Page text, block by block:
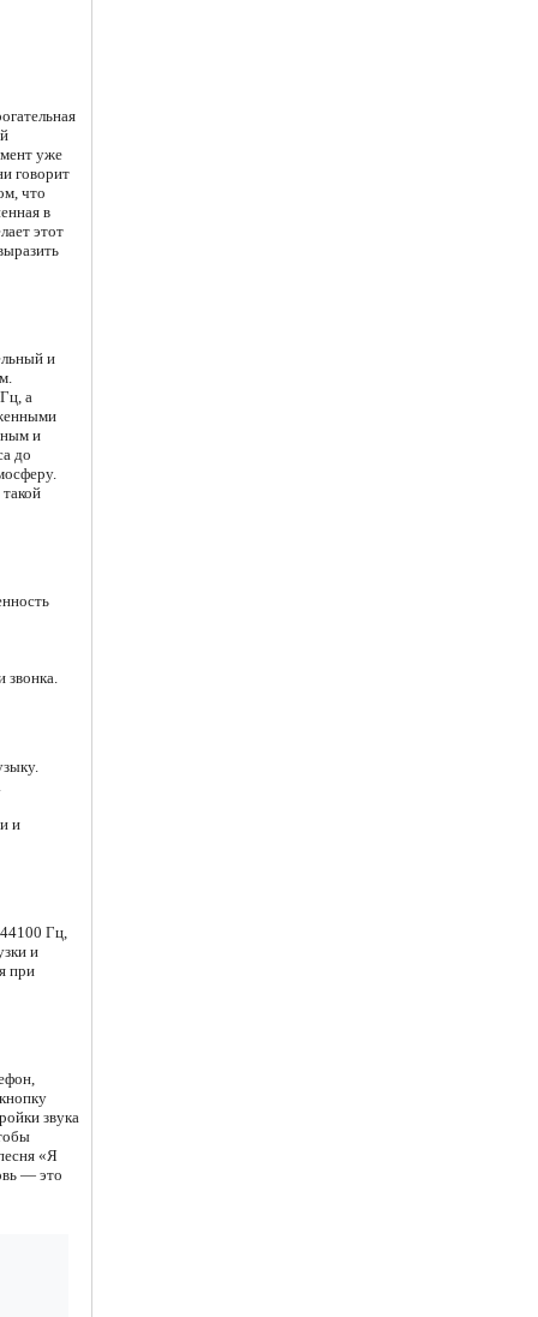
уже
говорит
что
в
этот
и
а
и
до
звонка.
и
Гц,
и
при
звука
«Я
— это